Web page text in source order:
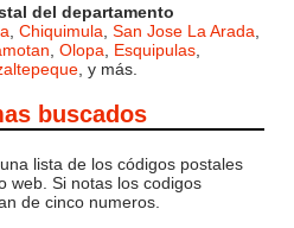
del departamento
Chiquimula San Jose La Arada
Olopa Esquipulas
, y más.
buscados
lista de los códigos postales
web. Si notas los codigos
de cinco numeros.